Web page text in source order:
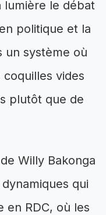
lumière le débat
politique et la
un système où
vides
plutôt que de
Willy Bakonga
qui
en RDC, où les